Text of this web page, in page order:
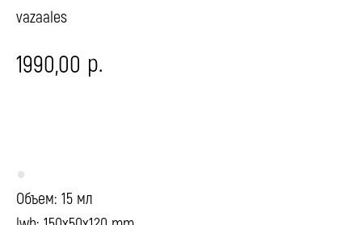
vazaales
1990,00 р.
●
Объем: 15 мл